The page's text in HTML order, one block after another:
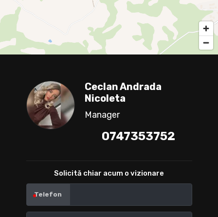
Ceclan Andrada
Nicoleta
Manager
0747353752
Solicită chiar acum o vizionare
Telefon